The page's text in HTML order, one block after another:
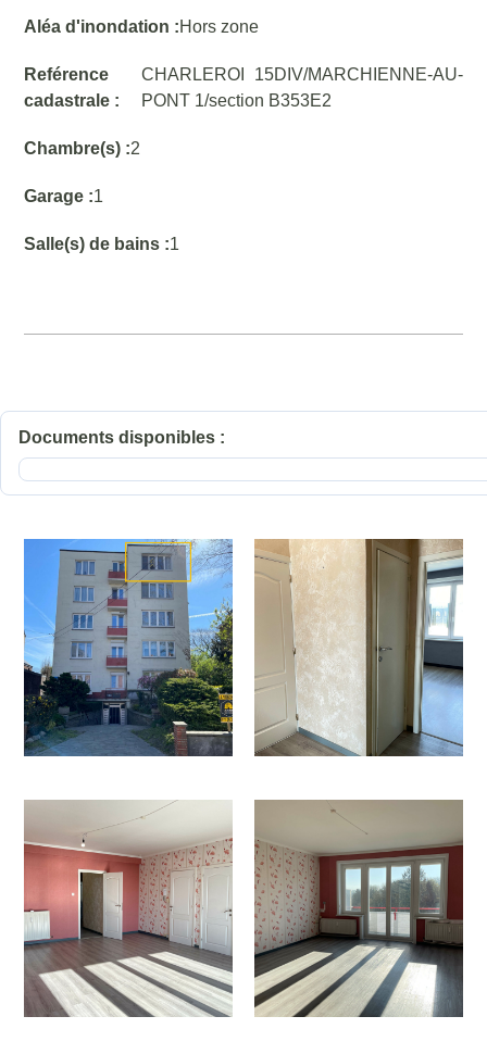
Aléa d'inondation :Hors zone
Reférence
cadastrale :
CHARLEROI 15DIV/MARCHIENNE-AU-
PONT 1/section B353E2
Chambre(s) :2
Garage :1
Salle(s) de bains :1
Documents disponibles :